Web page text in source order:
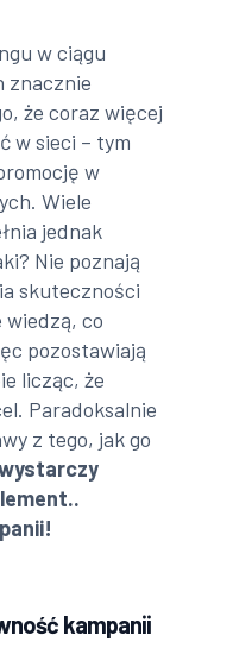
w ciągu
znacznie
że coraz więcej
w sieci – tym
w
Wiele
jednak
Nie poznają
skuteczności
wiedzą, co
pozostawiają
licząc, że
Paradoksalnie
z tego, jak go
kampanii